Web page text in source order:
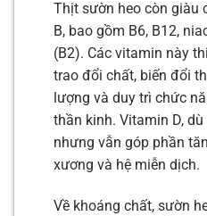
Thịt sườn heo còn giàu
B, bao gồm B6, B12,
(B2). Các vitamin này
trao đổi chất, biến đổi
lượng và duy trì chức
thần kinh. Vitamin D,
nhưng vẫn góp phần
xương và hệ miễn dịch.
Về khoáng chất, sườn